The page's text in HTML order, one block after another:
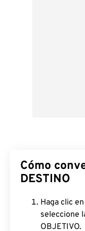
Cómo
DESTINO
Haga clic
seleccione
OBJETIVO.